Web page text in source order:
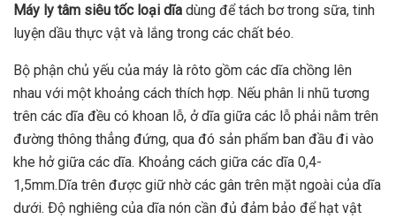
Máy ly tâm siêu tốc loại dĩa dùng để tách bơ trong sữa, tinh
luyện dầu thực vật và lắng trong các chất béo.
Bộ phận chủ yếu của máy là rôto gồm các dĩa chồng lên
nhau với một khoảng cách thích hợp. Nếu phân li nhũ tương
trên các dĩa đều có khoan lỗ, ở dĩa giữa các lỗ phải nằm trên
đường thông thẳng đứng, qua đó sản phẩm ban đầu đi vào
khe hở giữa các dĩa. Khoảng cách giữa các dĩa 0,4-
1,5mm.Dĩa trên được giữ nhờ các gân trên mặt ngoài của dĩa
dưới. Ðộ nghiêng của dĩa nón cần đủ đảm bảo để hạt vật